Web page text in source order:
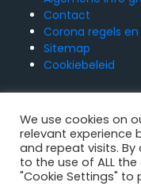
We use cookies on
relevant experience
and repeat visits. By
to the use of ALL
"Cookie Settings" to
Contact
Corona regels
Sitemap
Cookiebeleid